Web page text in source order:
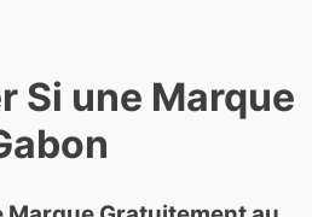
Si une Marque